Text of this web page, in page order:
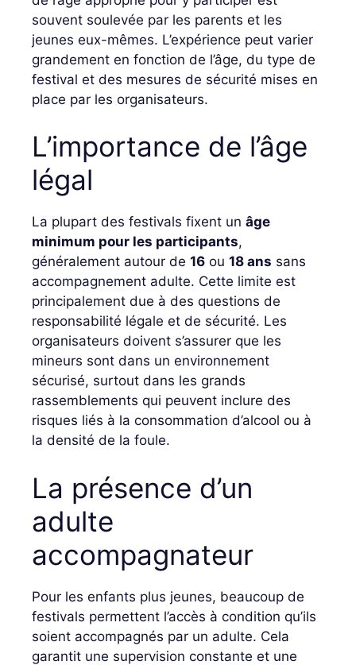
souvent soulevée par les parents et les
jeunes eux-mêmes. L’expérience peut varier
grandement en fonction de l’âge, du type de
festival et des mesures de sécurité mises en
place par les organisateurs.
L’importance de l’âge
légal
La plupart des festivals fixent un âge
minimum pour les participants,
généralement autour de 16 ou 18 ans sans
accompagnement adulte. Cette limite est
principalement due à des questions de
responsabilité légale et de sécurité. Les
organisateurs doivent s’assurer que les
mineurs sont dans un environnement
sécurisé, surtout dans les grands
rassemblements qui peuvent inclure des
risques liés à la consommation d’alcool ou à
la densité de la foule.
La présence d’un
adulte
accompagnateur
Pour les enfants plus jeunes, beaucoup de
festivals permettent l’accès à condition qu’ils
soient accompagnés par un adulte. Cela
garantit une supervision constante et une